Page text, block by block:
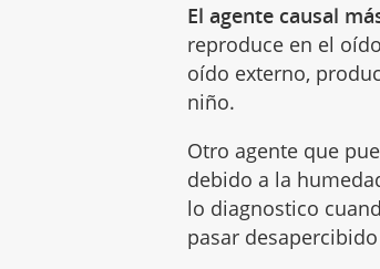
El agente causal
reproduce en el
oído externo,
niño.
Otro agente que
debido a la
lo diagnostico
pasar